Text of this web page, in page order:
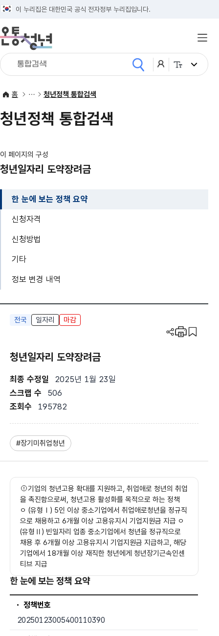
태극기
이 누리집은 대한민국 공식 전자정부 누리집입니다.
전체
통합검색
검색어를
입력해주세요
검색 로그인화면크기
청년정책 통합검색
홈 청년정책 통합검색
이 페이지의 구성
청년일자리 도약장려금
한 눈에 보는 정책 요약
신청자격
신청방법
기타
정보 변경 내역
전국 일자리
마감
공유하기
인쇄
청년일자리 도약장려금
최종 수정일
2025년 1월 23일
스크랩 수
506
조회수
195782
태그#장기미취업청년
기업의 청년고용 확대를 지원하고, 취업애로 청년의 취업
을 촉진함으로써, 청년고용 활성화를 목적으로 하는 정책
ㅇ (유형Ⅰ) 5인 이상 중소기업에서 취업애로청년을 정규직
으로 채용하고 6개월 이상 고용유지시 기업지원금 지급 ㅇ
(유형Ⅱ) 빈일자리 업종 중소기업에서 청년을 정규직으로
채용 후 6개월 이상 고용유지시 기업지원금 지급하고, 해당
기업에서 18개월 이상 재직한 청년에게 청년장기근속인센
티브 지급
한 눈에 보는 정책 요약
정책번호
20250123005400110390